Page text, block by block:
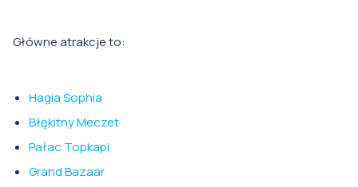
Główne atrakcje to:
Hagia Sophia
Błękitny Meczet
Pałac Topkapi
Grand Bazaar